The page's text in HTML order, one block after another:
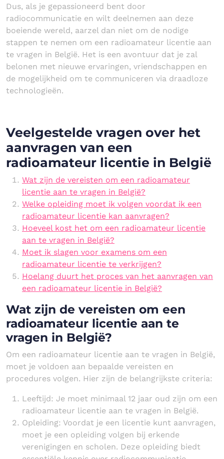
Dus, als je gepassioneerd bent door
radiocommunicatie en wilt deelnemen aan deze
boeiende wereld, aarzel dan niet om de nodige
stappen te nemen om een radioamateur licentie aan
te vragen in België. Het is een avontuur dat je zal
belonen met nieuwe ervaringen, vriendschappen en
de mogelijkheid om te communiceren via draadloze
technologieën.
Veelgestelde vragen over het
aanvragen van een
radioamateur licentie in België
Wat zijn de vereisten om een radioamateur
licentie aan te vragen in België?
Welke opleiding moet ik volgen voordat ik een
radioamateur licentie kan aanvragen?
Hoeveel kost het om een radioamateur licentie
aan te vragen in België?
Moet ik slagen voor examens om een
radioamateur licentie te verkrijgen?
Hoelang duurt het proces van het aanvragen van
een radioamateur licentie in België?
Wat zijn de vereisten om een
radioamateur licentie aan te
vragen in België?
Om een radioamateur licentie aan te vragen in België,
moet je voldoen aan bepaalde vereisten en
procedures volgen. Hier zijn de belangrijkste criteria:
Leeftijd: Je moet minimaal 12 jaar oud zijn om een
radioamateur licentie aan te vragen in België.
Opleiding: Voordat je een licentie kunt aanvragen,
moet je een opleiding volgen bij erkende
verenigingen en scholen. Deze opleiding biedt